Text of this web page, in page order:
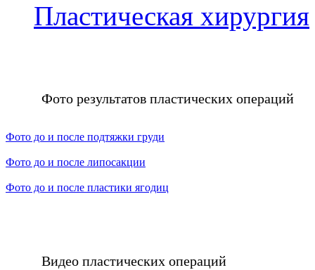
Пластическая хирургия
Фото результатов пластических операций
Фото до и после подтяжки груди
Фото до и после липосакции
Фото до и после пластики ягодиц
Видео пластических операций